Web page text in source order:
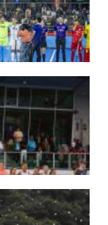
P...
ventanas de Pro